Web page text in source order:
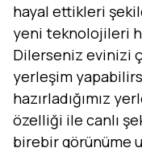
hayal ettikleri
yeni teknolojileri
Dilerseniz evinizi
yerleşim
hazırladığımız
özelliği ile canlı
birebir görünüme